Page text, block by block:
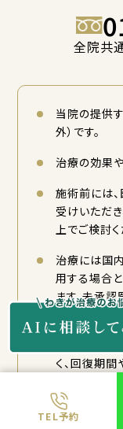
TEL予約
全院共
当院の提供
外）です。
治療の効果
施術前には
受けいただ
上でご検討く
治療には国
用する場合
ます。未承
師がご説明
どなたにも
く、回復期
合がありま
ださい。